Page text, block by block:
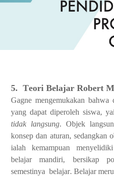
5. Teori Belajar Robert
Gagne mengemukakan bahwa
yang dapat diperoleh siswa, yai
tidak langsung. Objek langsun
konsep dan aturan, sedangkan
ialah kemampuan menyelidiki
belajar mandiri, bersikap
semestinya belajar.Belajar mer